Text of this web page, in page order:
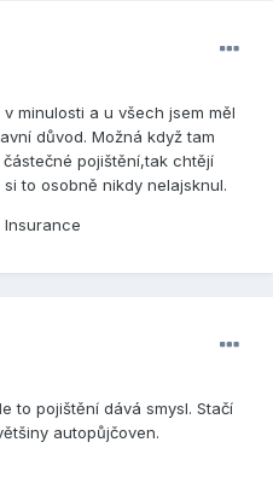
minulosti a u všech jsem měl
důvod. Možná když tam
pojištění,tak chtějí
to osobně nikdy nelajsknul.
Insurance
to pojištění dává smysl. Stačí
autopůjčoven.